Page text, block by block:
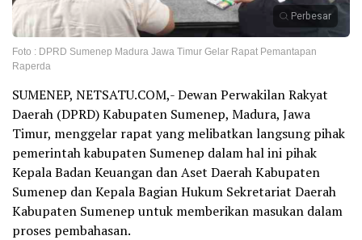
Perbesar
Foto : DPRD Sumenep Madura Jawa Timur Gelar Rapat Pemantapan
Raperda
SUMENEP, NETSATU.COM,- Dewan Perwakilan Rakyat
Daerah (DPRD) Kabupaten Sumenep, Madura, Jawa
Timur, menggelar rapat yang melibatkan langsung pihak
pemerintah kabupaten Sumenep dalam hal ini pihak
Kepala Badan Keuangan dan Aset Daerah Kabupaten
Sumenep dan Kepala Bagian Hukum Sekretariat Daerah
Kabupaten Sumenep untuk memberikan masukan dalam
proses pembahasan.